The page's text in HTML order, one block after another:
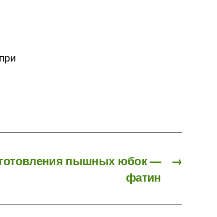
→
пышных юбок —
фатин